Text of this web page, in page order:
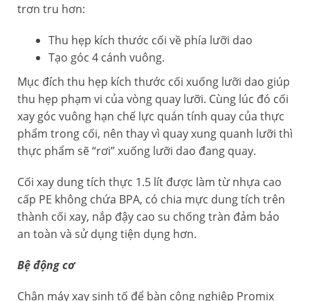
trơn tru hơn:
Thu hẹp kích thước cối về phía lưỡi dao
Tạo góc 4 cánh vuông.
Mục đích thu hẹp kích thước cối xuống lưỡi dao giúp
thu hẹp phạm vi của vòng quay lưỡi. Cùng lúc đó cối
xay góc vuông hạn chế lực quán tính quay của thực
phẩm trong cối, nên thay vì quay xung quanh lưỡi thì
thực phẩm sẽ “rơi” xuống lưỡi dao đang quay.
Cối xay dung tích thực 1.5 lít được làm từ nhựa cao
cấp PE không chứa BPA, có chia mực dung tích trên
thành cối xay, nắp đậy cao su chống tràn đảm bảo
an toàn và sử dụng tiện dụng hơn.
Bệ động cơ
Chân máy xay sinh tố để bàn công nghiệp Promix